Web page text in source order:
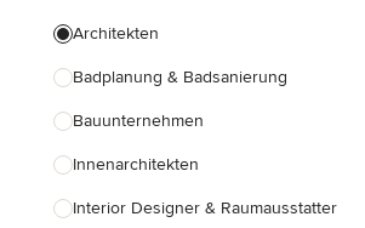
Architekten
Badplanung & Badsanierung
Bauunternehmen
Innenarchitekten
Interior Designer & Raumausstatter